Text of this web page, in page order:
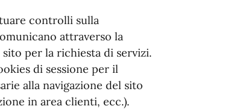
controlli sulla
attraverso la
per la richiesta di servizi.
di sessione per il
alla navigazione del sito
in area clienti, ecc.).